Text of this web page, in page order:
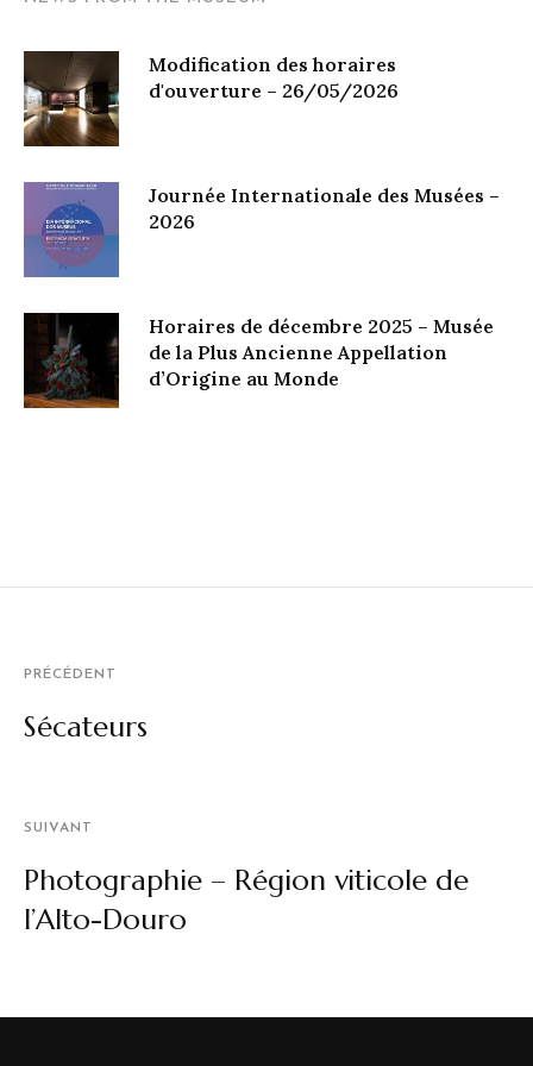
Modification des horaires
d'ouverture – 26/05/2026
Journée Internationale des Musées –
2026
Horaires de décembre 2025 – Musée
de la Plus Ancienne Appellation
d’Origine au Monde
PRÉCÉDENT
Sécateurs
SUIVANT
Photographie – Région viticole de
l’Alto-Douro